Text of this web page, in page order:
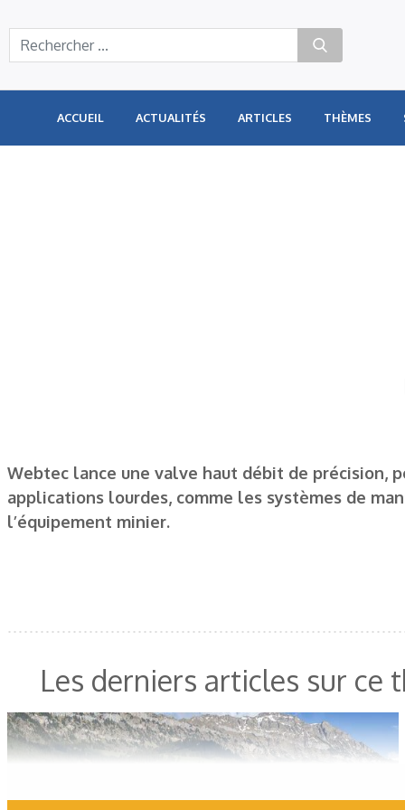
ACCUEIL ACTUALITÉS ARTICLES THÈMES
Webtec lance une valve haut débit de précision,
applications lourdes, comme les systèmes de
l’équipement minier.
Les derniers articles sur ce